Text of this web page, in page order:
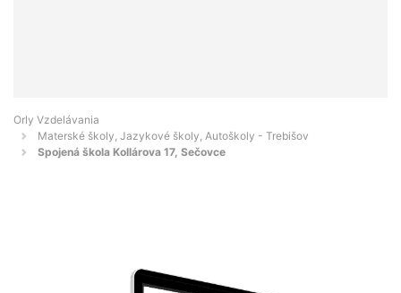
Orly Vzdelávania
Materské školy, Jazykové školy, Autoškoly - Trebišov
Spojená škola Kollárova 17, Sečovce